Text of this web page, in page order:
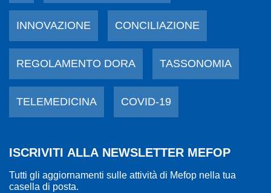
INNOVAZIONE CONCILIAZIONE
REGOLAMENTO DORA TASSONOMIA
TELEMEDICINA COVID-19
ISCRIVITI ALLA NEWSLETTER MEFOP
Tutti gli aggiornamenti sulle attività di Mefop nella tua
casella di posta.